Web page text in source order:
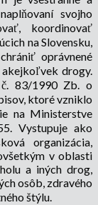
svojho
koordinovať
na Slovensku,
oprávnené
akejkoľvek drogy.
č. 83/1990 Zb. o
ktoré vzniklo
na Ministerstve
Vystupuje ako
organizácia,
v oblasti
a iných drog,
osôb, zdravého
štýlu.